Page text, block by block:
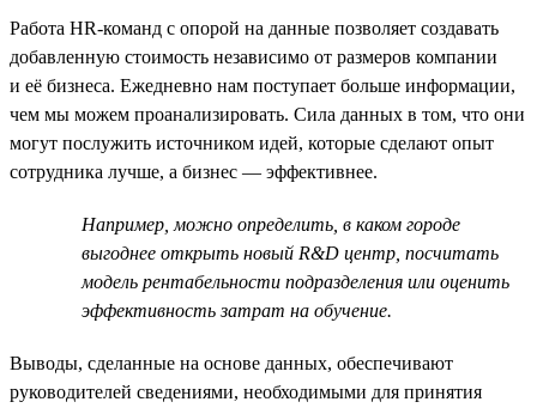
Работа HR-команд с опорой на данные позволяет создавать
добавленную стоимость независимо от размеров компании
и её бизнеса. Ежедневно нам поступает больше информации,
чем мы можем проанализировать. Сила данных в том, что они
могут послужить источником идей, которые сделают опыт
сотрудника лучше, а бизнес — эффективнее.
Например, можно определить, в каком городе
выгоднее открыть новый R&D центр, посчитать
модель рентабельности подразделения или оценить
эффективность затрат на обучение.
Выводы, сделанные на основе данных, обеспечивают
руководителей сведениями, необходимыми для принятия